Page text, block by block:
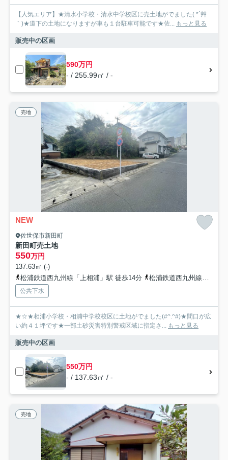
【人気エリア】★清水小学校・清水中学校区に売土地がでました( *´艸
｀)★道下の土地になりますが車も１台駐車可能です★佐... もっと見る
販売中の区画
590万円
- / 255.99㎡ / -
売地
NEW
佐世保市新田町
新田町売土地
550万円
137.63㎡ (-)
松浦鉄道西九州線「上相浦」駅 徒歩14分
松浦鉄道西九州線「大学」駅 徒歩15分
公共下水
★☆★相浦小学校・相浦中学校校区に土地がでました(#^.^#)★間口が広
い約４１坪です★一部土砂災害特別警戒区域に指定さ... もっと見る
販売中の区画
550万円
- / 137.63㎡ / -
売地